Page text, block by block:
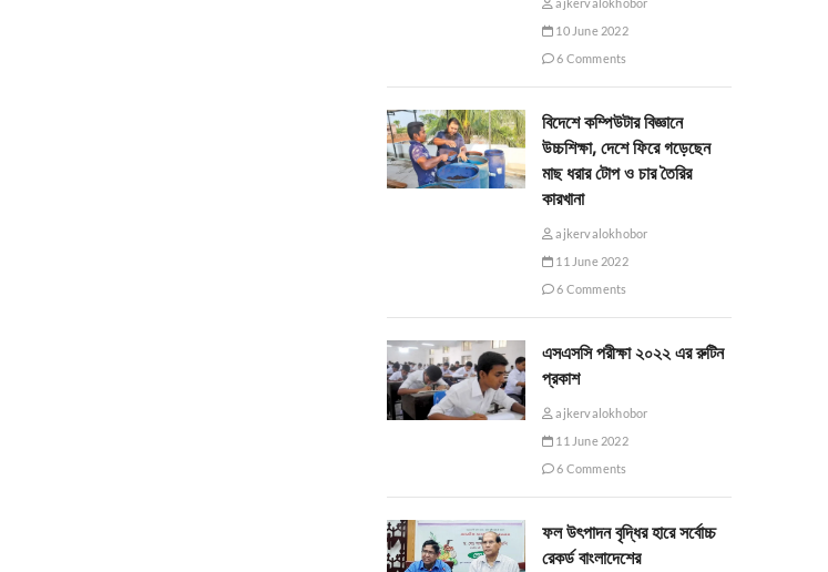
ajkervalokhobor
10 June 2022
6 Comments
বিদেশে কম্পিউটার বিজ্ঞানে
উচ্চশিক্ষা, দেশে ফিরে গড়েছেন
মাছ ধরার টোপ ও চার তৈরির
কারখানা
ajkervalokhobor
11 June 2022
6 Comments
এসএসসি পরীক্ষা ২০২২ এর রুটিন
প্রকাশ
ajkervalokhobor
11 June 2022
6 Comments
ফল উৎপাদন বৃদ্ধির হারে সর্বোচ্চ
রেকর্ড বাংলাদেশের